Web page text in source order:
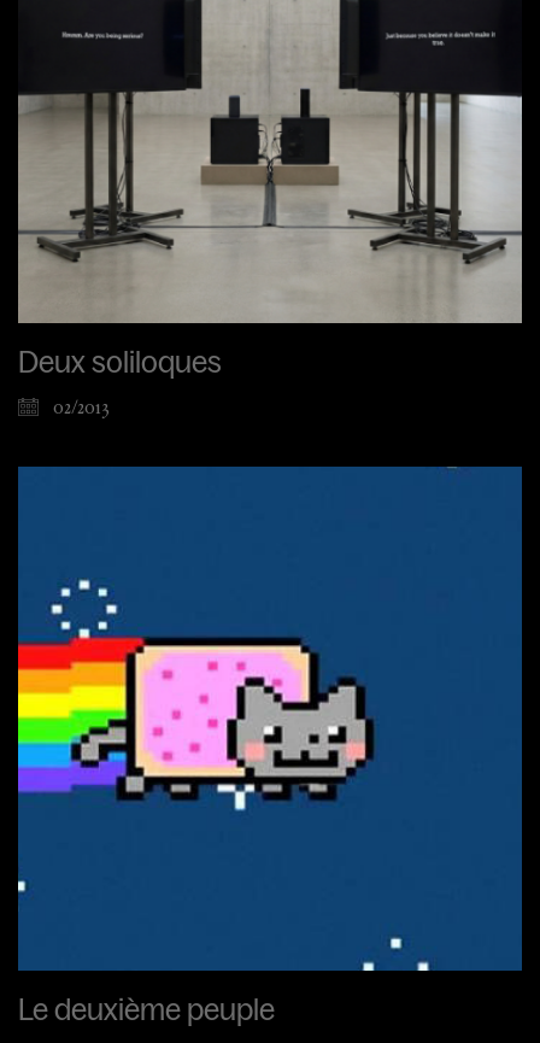
Deux soliloques
02/2013
Le deuxième peuple